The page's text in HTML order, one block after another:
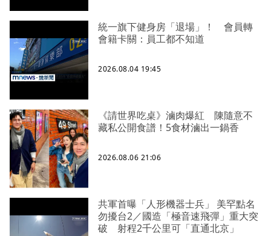
統一旗下健身房「退場」！ 會員轉
會籍卡關：員工都不知道
2026.08.04 19:45
《請世界吃桌》滷肉爆紅 陳隨意不
藏私公開食譜！5食材滷出一鍋香
2026.08.06 21:06
共軍首曝「人形機器士兵」 美罕點名
勿擾台2／國造「極音速飛彈」重大突
破 射程2千公里可「直通北京」